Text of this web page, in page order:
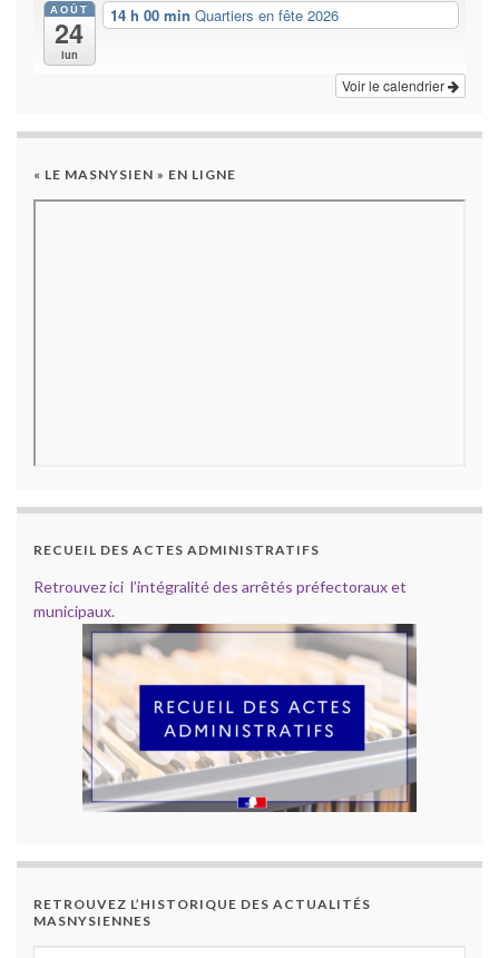
AOÛT
24
lun
14 h 00 min Quartiers en fête 2026
Voir le calendrier
« LE MASNYSIEN » EN LIGNE
RECUEIL DES ACTES ADMINISTRATIFS
Retrouvez ici l’intégralité des arrêtés préfectoraux et
municipaux.
RETROUVEZ L’HISTORIQUE DES ACTUALITÉS
MASNYSIENNES